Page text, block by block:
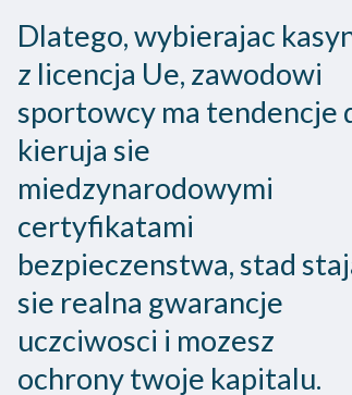
Dlatego, wybierajac
z licencja Ue, zawodowi
sportowcy ma tendencje
kieruja sie
miedzynarodowymi
certyfikatami
bezpieczenstwa, stad
sie realna gwarancje
uczciwosci i mozesz
ochrony twoje kapitalu.